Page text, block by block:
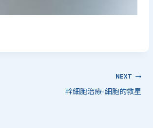
NEXT
幹細胞治療-細胞的救星